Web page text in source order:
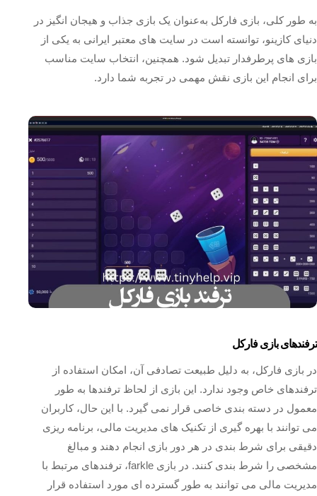
به‌ طور کلی، بازی فارکل به‌عنوان یک بازی جذاب و هیجان‌ انگیز در
دنیای کازینو، توانسته است در سایت‌ های معتبر ایرانی به یکی از
بازی‌ های پرطرفدار تبدیل شود. همچنین، انتخاب سایت مناسب
برای انجام این بازی نقش مهمی در تجربه شما دارد.
ترفندهای بازی فارکل
در بازی فارکل، به دلیل طبیعت تصادفی آن، امکان استفاده از
ترفندهای خاص وجود ندارد. این بازی از لحاظ ترفندها به طور
معمول در دسته‌ بندی خاصی قرار نمی‌ گیرد. با این حال، کاربران
می‌ توانند با بهره‌ گیری از تکنیک‌ های مدیریت مالی، برنامه‌ ریزی
دقیقی برای شرط‌ بندی در هر دور بازی انجام دهند و مبالغ
مشخصی را شرط بندی کنند. در بازی farkle، ترفندهای مرتبط با
مدیریت مالی می‌ توانند به طور گسترده‌ ای مورد استفاده قرار